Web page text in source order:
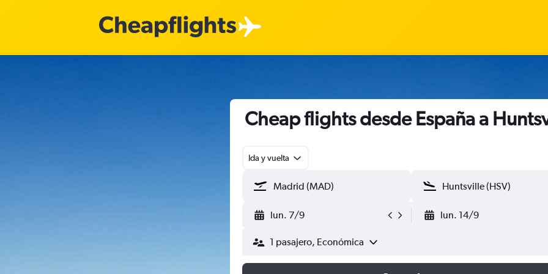
Cheap flights desde España a
Ida y vuelta
lun. 7/9 lun. 14/9
1 pasajero, Económica